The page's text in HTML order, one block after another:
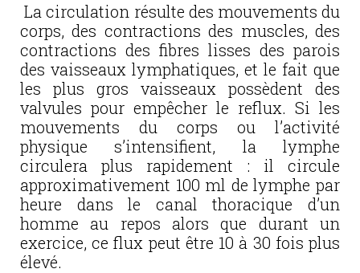
La circulation résulte des mouvements du
corps, des contractions des muscles, des
contractions des fibres lisses des parois
des vaisseaux lymphatiques, et le fait que
les plus gros vaisseaux possèdent des
valvules pour empêcher le reflux. Si les
mouvements du corps ou l’activité
physique s’intensifient, la lymphe
circulera plus rapidement : il circule
approximativement 100 ml de lymphe par
heure dans le canal thoracique d’un
homme au repos alors que durant un
exercice, ce flux peut être 10 à 30 fois plus
élevé.